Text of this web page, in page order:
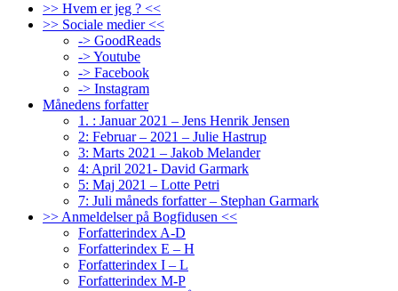
>> Hvem er jeg ? <<
>> Sociale medier <<
-> GoodReads
-> Youtube
-> Facebook
-> Instagram
Månedens forfatter
1. : Januar 2021 – Jens Henrik Jensen
2: Februar – 2021 – Julie Hastrup
3: Marts 2021 – Jakob Melander
4: April 2021- David Garmark
5: Maj 2021 – Lotte Petri
7: Juli måneds forfatter – Stephan Garmark
>> Anmeldelser på Bogfidusen <<
Forfatterindex A-D
Forfatterindex E – H
Forfatterindex I – L
Forfatterindex M-P